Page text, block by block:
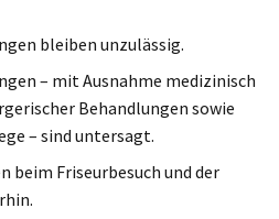
bleiben unzulässig.
– mit Ausnahme medizinisch
Behandlungen sowie
– sind untersagt.
beim Friseurbesuch und der